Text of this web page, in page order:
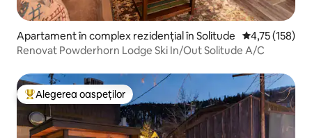
Apartament în complex rezidențial în Solitude Scor mediu
4,75 (158)
Renovat Powderhorn Lodge Ski In/Out Solitude A/C
Locuință din topul categoriei Alegerea oaspeților
Alegerea oaspeților